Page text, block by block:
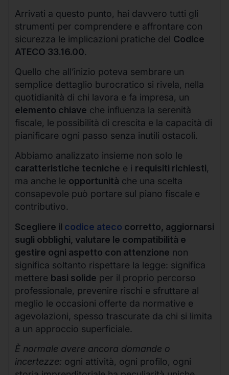
Arrivati a questo punto, hai davvero tutti gli
strumenti per comprendere e affrontare con
sicurezza le implicazioni pratiche del Codice
ATECO 33.16.00.
Quello che all’inizio poteva sembrare un
semplice dettaglio burocratico si rivela, nella
quotidianità di chi lavora e fa impresa, un
elemento chiave che influenza la serenità
fiscale, le possibilità di crescita e la capacità di
pianificare ogni passo senza inutili ostacoli.
Abbiamo analizzato insieme non solo le
caratteristiche tecniche e i requisiti richiesti,
ma anche le opportunità che una scelta
consapevole può portare sul piano fiscale e
contributivo.
Scegliere il codice ateco corretto, aggiornarsi
sugli obblighi, valutare le compatibilità e
gestire ogni aspetto con attenzione non
significa soltanto rispettare la legge: significa
mettere basi solide per il proprio percorso
professionale, prevenire rischi e sfruttare al
meglio le occasioni offerte da normative e
agevolazioni, spesso trascurate da chi si limita
a un approccio superficiale.
È normale avere ancora domande o
incertezze: ogni attività, ogni profilo, ogni